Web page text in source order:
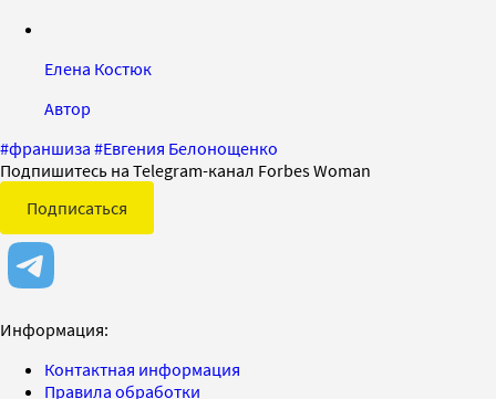
Елена Костюк
Автор
#франшиза #Евгения Белонощенко
Подпишитесь на Telegram-канал Forbes Woman
Подписаться
Информация:
Контактная информация
Правила обработки